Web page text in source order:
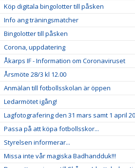
Köp digitala bingolotter till påsken
Info ang träningsmatcher
Bingolotter till påsken
Corona, uppdatering
Åkarps IF - Information om Coronaviruset
Årsmöte 28/3 kl 12.00
Anmälan till fotbollsskolan är öppen
Ledarmötet igång!
Lagfotografering den 31 mars samt 1 april
Passa på att köpa fotbollsskor...
Styrelsen informerar...
Missa inte vår magiska Badhandduk!!!